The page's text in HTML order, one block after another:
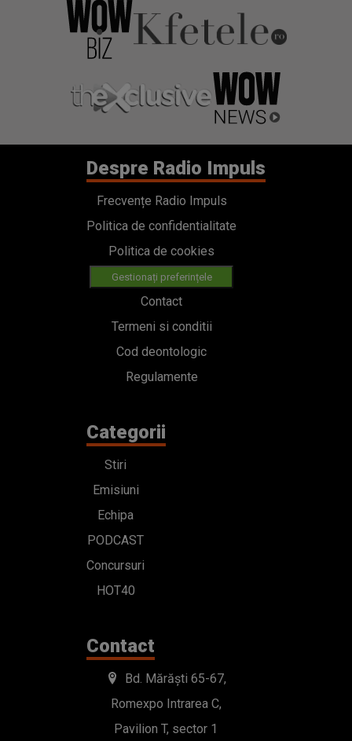
Despre Radio Impuls
Frecvențe Radio Impuls
Politica de confidentialitate
Politica de cookies
Gestionați preferințele
Contact
Termeni si conditii
Cod deontologic
Regulamente
Categorii
Stiri
Emisiuni
Echipa
PODCAST
Concursuri
HOT40
Contact
Bd. Mărăști 65-67,
Romexpo Intrarea C,
Pavilion T, sector 1